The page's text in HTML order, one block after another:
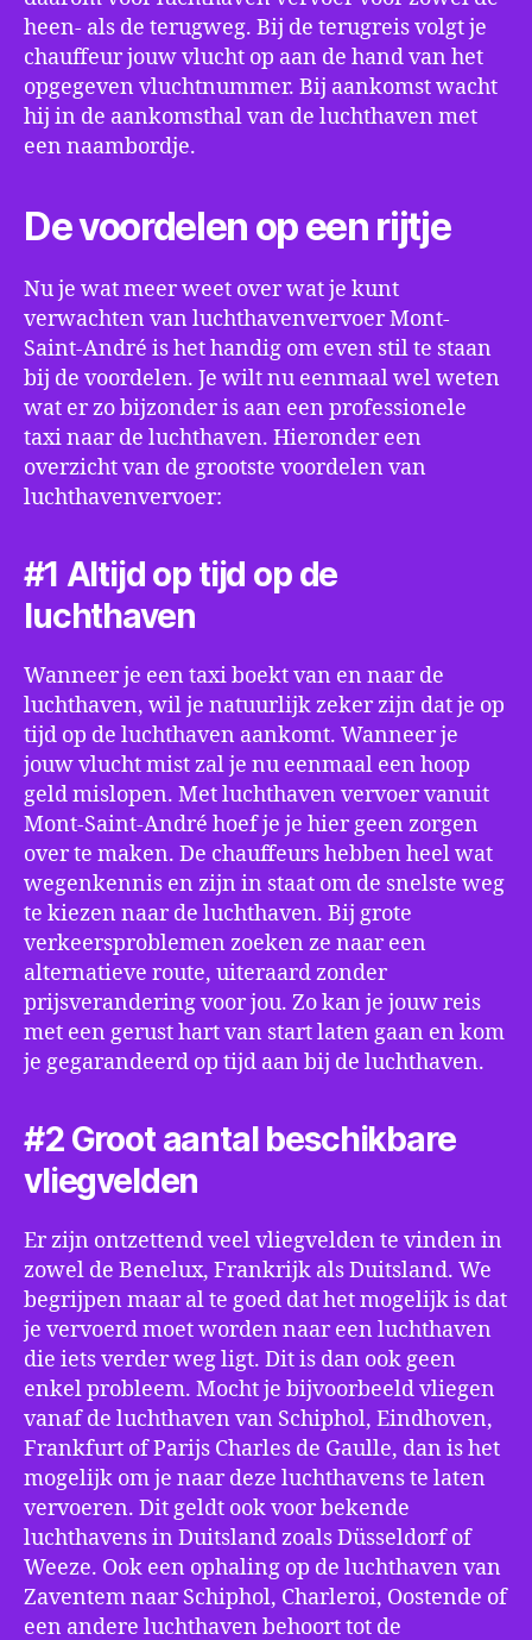
heen- als de terugweg. Bij de terugreis volgt je
chauffeur jouw vlucht op aan de hand van het
opgegeven vluchtnummer. Bij aankomst wacht
hij in de aankomsthal van de luchthaven met
een naambordje.
De voordelen op een rijtje
Nu je wat meer weet over wat je kunt
verwachten van luchthavenvervoer Mont-
Saint-André is het handig om even stil te staan
bij de voordelen. Je wilt nu eenmaal wel weten
wat er zo bijzonder is aan een professionele
taxi naar de luchthaven. Hieronder een
overzicht van de grootste voordelen van
luchthavenvervoer:
#1 Altijd op tijd op de
luchthaven
Wanneer je een taxi boekt van en naar de
luchthaven, wil je natuurlijk zeker zijn dat je op
tijd op de luchthaven aankomt. Wanneer je
jouw vlucht mist zal je nu eenmaal een hoop
geld mislopen. Met luchthaven vervoer vanuit
Mont-Saint-André hoef je je hier geen zorgen
over te maken. De chauffeurs hebben heel wat
wegenkennis en zijn in staat om de snelste weg
te kiezen naar de luchthaven. Bij grote
verkeersproblemen zoeken ze naar een
alternatieve route, uiteraard zonder
prijsverandering voor jou. Zo kan je jouw reis
met een gerust hart van start laten gaan en kom
je gegarandeerd op tijd aan bij de luchthaven.
#2 Groot aantal beschikbare
vliegvelden
Er zijn ontzettend veel vliegvelden te vinden in
zowel de Benelux, Frankrijk als Duitsland. We
begrijpen maar al te goed dat het mogelijk is dat
je vervoerd moet worden naar een luchthaven
die iets verder weg ligt. Dit is dan ook geen
enkel probleem. Mocht je bijvoorbeeld vliegen
vanaf de luchthaven van Schiphol, Eindhoven,
Frankfurt of Parijs Charles de Gaulle, dan is het
mogelijk om je naar deze luchthavens te laten
vervoeren. Dit geldt ook voor bekende
luchthavens in Duitsland zoals Düsseldorf of
Weeze. Ook een ophaling op de luchthaven van
Zaventem naar Schiphol, Charleroi, Oostende of
een andere luchthaven behoort tot de